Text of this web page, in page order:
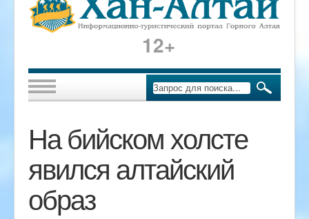
12+
На бийском холсте
явился алтайский
образ